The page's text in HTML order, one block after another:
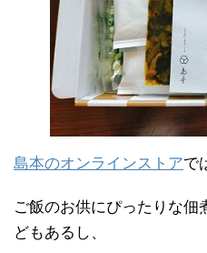
島本のオンラインストアで
ご飯のお供にぴったりな佃
どもあるし、